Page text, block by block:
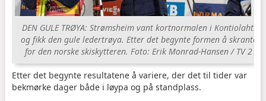
DEN GULE TRØYA: Strømsheim vant kortnormalen i Kontiolahti
og fikk den gule ledertrøya. Etter det begynte formen å skrante
for den norske skiskytteren. Foto: Erik Monrad-Hansen / TV 2
Etter det begynte resultatene å variere, der det til tider var
bekmørke dager både i løypa og på standplass.